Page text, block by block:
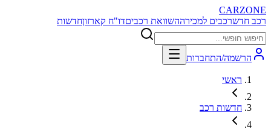
CARZONE
רכב חדשרכבים למכירההשוואת רכביםדו"ח קארזוןחדשות
הרשמה/התחברות
ראשי
חדשות רכב